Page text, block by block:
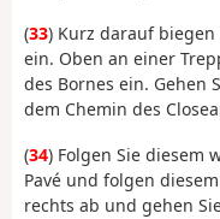
(33) Kurz darauf biegen
ein. Oben an einer
des Bornes ein. Gehen
dem Chemin des
(34) Folgen Sie diesem
Pavé und folgen
rechts ab und gehen